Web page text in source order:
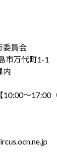
委員会
市万代町1-1
内
10:00～17:00